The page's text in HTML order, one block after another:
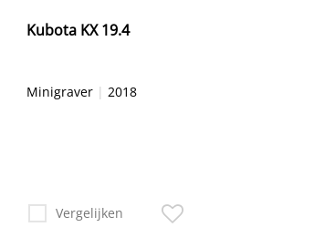
Kubota KX 19.4
Minigraver |2018
Vergelijken